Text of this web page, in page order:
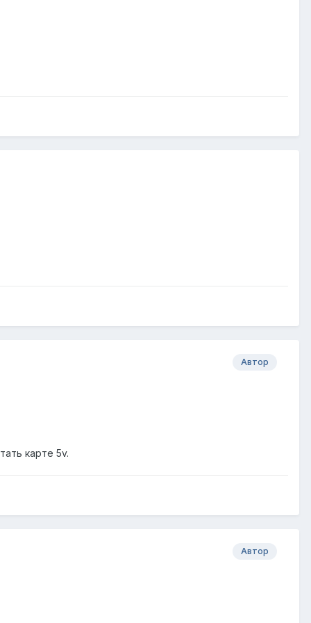
Автор
картe 5v.
Автор